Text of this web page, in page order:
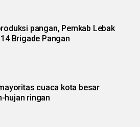
pangan, Pemkab Lebak
Brigade Pangan
cuaca kota besar
hujan ringan